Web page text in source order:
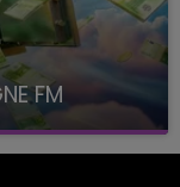
FM